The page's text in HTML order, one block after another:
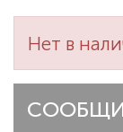
Нет в